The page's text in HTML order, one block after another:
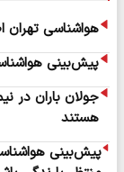
هواشناسی تهران
پیش‌بینی
جولان باران در
هستند
پیش‌بینی